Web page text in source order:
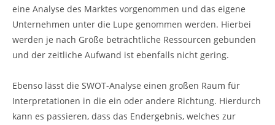
eine Analyse des Marktes vorgenommen und das eigene
Unternehmen unter die Lupe genommen werden. Hierbei
werden je nach Größe beträchtliche Ressourcen gebunden
und der zeitliche Aufwand ist ebenfalls nicht gering.
Ebenso lässt die SWOT-Analyse einen großen Raum für
Interpretationen in die ein oder andere Richtung. Hierdurch
kann es passieren, dass das Endergebnis, welches zur